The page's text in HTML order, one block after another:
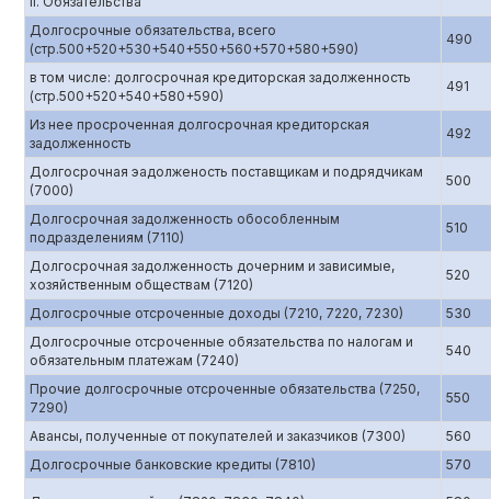
Долгосрочные обязательства, всего
(стр.500+520+530+540+550+560+570+580+590)
490
в том числе: долгосрочная кредиторская задолженность
(стр.500+520+540+580+590)
491
Из нее просроченная долгосрочная кредиторская
задолженность
492
Долгосрочная эадолженость поставщикам и подрядчикам
(7000)
500
Долгосрочная задолженность обособленным
подразделениям (7110)
510
Долгосрочная задолженность дочерним и зависимые,
хозяйственным обществам (7120)
520
Долгосрочные отсроченные доходы (7210, 7220, 7230)
530
Долгосрочные отсроченные обязательства по налогам и
обязательным платежам (7240)
540
Прочие долгосрочные отсроченные обязательства (7250,
7290)
550
Авансы, полученные от покупателей и заказчиков (7300)
560
Долгосрочные банковские кредиты (7810)
570